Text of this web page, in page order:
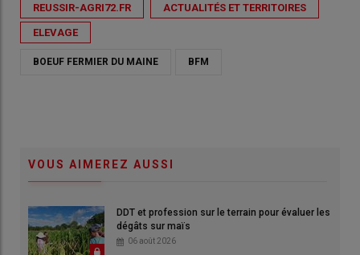
REUSSIR-AGRI72.FR ACTUALITÉS ET TERRITOIRES
ELEVAGE
BOEUF FERMIER DU MAINE BFM
VOUS AIMEREZ AUSSI
DDT et profession sur le terrain pour évaluer les
dégâts sur maïs
06 août 2026